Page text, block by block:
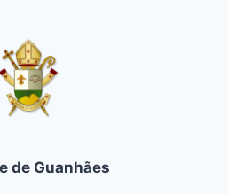
de Guanhães